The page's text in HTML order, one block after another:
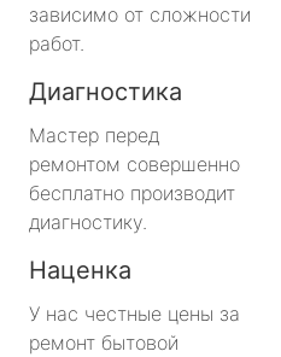
зависимо от сложности
работ.
Диагностика
Мастер перед
ремонтом совершенно
бесплатно производит
диагностику.
Наценка
У нас честные цены за
ремонт бытовой